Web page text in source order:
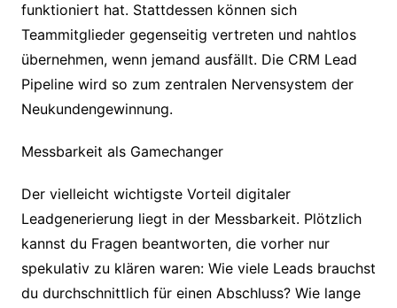
funktioniert hat. Stattdessen können sich
Teammitglieder gegenseitig vertreten und nahtlos
übernehmen, wenn jemand ausfällt. Die CRM Lead
Pipeline wird so zum zentralen Nervensystem der
Neukundengewinnung.
Messbarkeit als Gamechanger
Der vielleicht wichtigste Vorteil digitaler
Leadgenerierung liegt in der Messbarkeit. Plötzlich
kannst du Fragen beantworten, die vorher nur
spekulativ zu klären waren: Wie viele Leads brauchst
du durchschnittlich für einen Abschluss? Wie lange